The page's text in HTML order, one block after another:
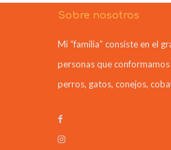
Sobre nosotros
Mi “familia” consiste en el
personas que
perros, gatos, conejos,